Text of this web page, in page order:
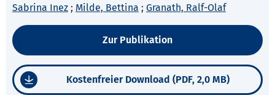
Sabrina Inez ; Milde, Bettina ; Granath, Ralf-Olaf
Zur Publikation
Kostenfreier Download (PDF, 2,0 MB)